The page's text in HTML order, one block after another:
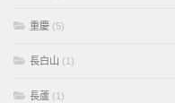
重慶 (5)
長白山 (1)
長蘆 (1)